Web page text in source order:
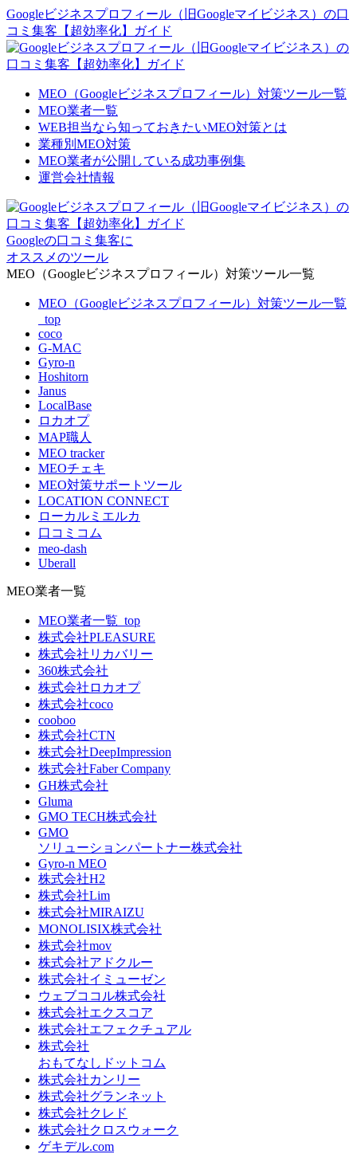
Googleビジネスプロフィール（旧Googleマイビジネス）の口
コミ集客【超効率化】ガイド
MEO（Googleビジネスプロフィール）対策ツール一覧
MEO業者一覧
WEB担当なら知っておきたいMEO対策とは
業種別MEO対策
MEO業者が公開している成功事例集
運営会社情報
Googleの口コミ集客に
オススメのツール
MEO（Googleビジネスプロフィール）対策ツール一覧
MEO（Googleビジネスプロフィール）対策ツール一覧
_top
coco
G-MAC
Gyro-n
Hoshitorn
Janus
LocalBase
ロカオプ
MAP職人
MEO tracker
MEOチェキ
MEO対策サポートツール
LOCATION CONNECT
ローカルミエルカ
口コミコム
meo-dash
Uberall
MEO業者一覧
MEO業者一覧_top
株式会社PLEASURE
株式会社リカバリー
360株式会社
株式会社ロカオプ
株式会社coco
cooboo
株式会社CTN
株式会社DeepImpression
株式会社Faber Company
GH株式会社
Gluma
GMO TECH株式会社
GMO
ソリューションパートナー株式会社
Gyro-n MEO
株式会社H2
株式会社Lim
株式会社MIRAIZU
MONOLISIX株式会社
株式会社mov
株式会社アドクルー
株式会社イミューゼン
ウェブココル株式会社
株式会社エクスコア
株式会社エフェクチュアル
株式会社
おもてなしドットコム
株式会社カンリー
株式会社グランネット
株式会社クレド
株式会社クロスウォーク
ゲキデル.com